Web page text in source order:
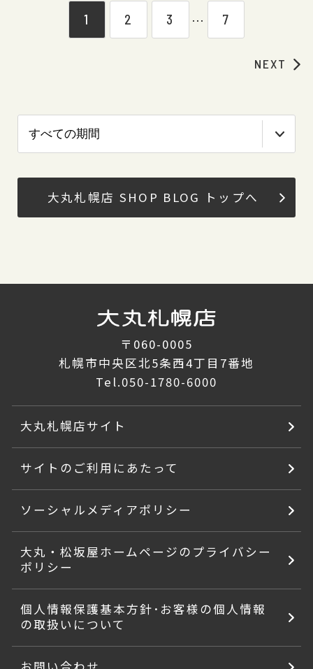
1 2 3 ⋯ 7
NEXT
大丸札幌店 SHOP BLOG トップへ
〒060-0005
札幌市中央区北5条西4丁目7番地
Tel.050-1780-6000
大丸札幌店サイト
サイトのご利用にあたって
ソーシャルメディアポリシー
大丸・松坂屋ホームページのプライバシー
ポリシー
個人情報保護基本方針･お客様の個人情報
の取扱いについて